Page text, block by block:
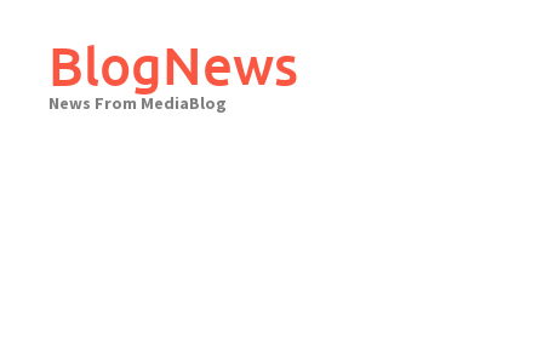
contentBlogNews
News From MediaBlog